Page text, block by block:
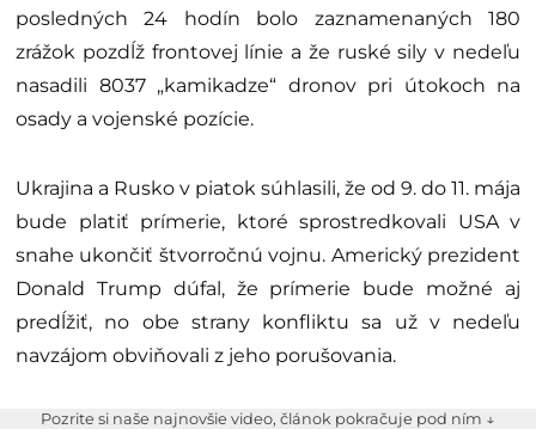
posledných 24 hodín bolo zaznamenaných 180
zrážok pozdĺž frontovej línie a že ruské sily v nedeľu
nasadili 8037 „kamikadze“ dronov pri útokoch na
osady a vojenské pozície.
Ukrajina a Rusko v piatok súhlasili, že od 9. do 11. mája
bude platiť prímerie, ktoré sprostredkovali USA v
snahe ukončiť štvorročnú vojnu. Americký prezident
Donald Trump dúfal, že prímerie bude možné aj
predĺžiť, no obe strany konfliktu sa už v nedeľu
navzájom obviňovali z jeho porušovania.
Pozrite si naše najnovšie video, článok pokračuje pod ním ↓